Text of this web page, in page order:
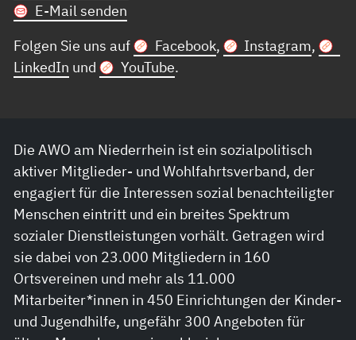
E-Mail senden
Folgen Sie uns auf
Facebook, Instagram,
LinkedIn und YouTube.
Die AWO am Niederrhein ist ein sozialpolitisch
aktiver Mitglieder- und Wohlfahrtsverband, der
engagiert für die Interessen sozial benachteiligter
Menschen eintritt und ein breites Spektrum
sozialer Dienstleistungen vorhält. Getragen wird
sie dabei von 23.000 Mitgliedern in 160
Ortsvereinen und mehr als 11.000
Mitarbeiter*innen in 450 Einrichtungen der Kinder-
und Jugendhilfe, ungefähr 300 Angeboten für